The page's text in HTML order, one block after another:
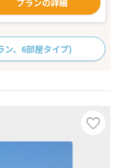
ン、6部屋タイプ)